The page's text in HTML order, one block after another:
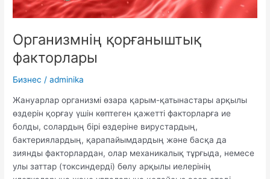
Организмнің қорғаныштық
факторлары
Бизнес /adminika
Жануарлар организмі өзара қарым-қатынастары арқылы
өздерін қорғау үшін көптеген қажетті факторларға ие
болды, солардың бірі өздеріне вирустардың,
бактериялардың, қарапайымдардың және басқа да
зиянды факторлардан, олар механикалық тұрғыда, немесе
улы заттар (токсиндерді) бөлу арқылы иелерінің